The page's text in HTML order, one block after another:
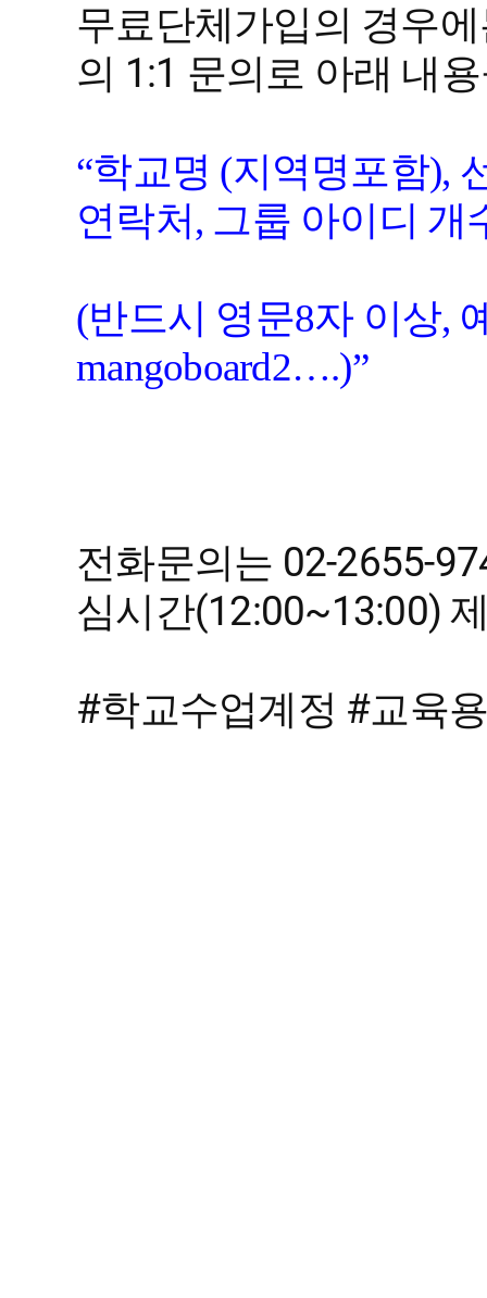
무료단체가입의 경우
의 1:1 문의로 아래 내
“학교명 (지역명포함),
연락처, 그룹 아이디 개
(반드시 영문8자 이상,
mangoboard2….)”
전화문의는 02-2655-
심시간(12:00~13:00)
#학교수업계정 #교육